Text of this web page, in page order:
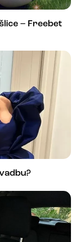
– Freebet